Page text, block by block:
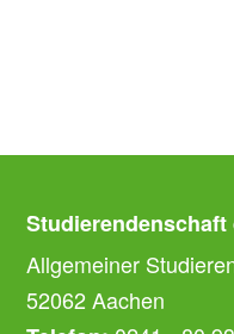
Studierendenschaft
Allgemeiner
52062 Aachen